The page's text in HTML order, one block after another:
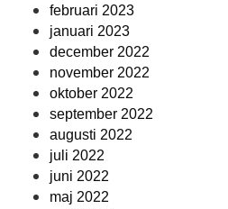
februari 2023
januari 2023
december 2022
november 2022
oktober 2022
september 2022
augusti 2022
juli 2022
juni 2022
maj 2022